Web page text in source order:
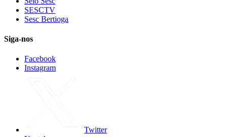
SESCTV
Sesc Bertioga
Siga-nos
Facebook
Instagram
Twitter